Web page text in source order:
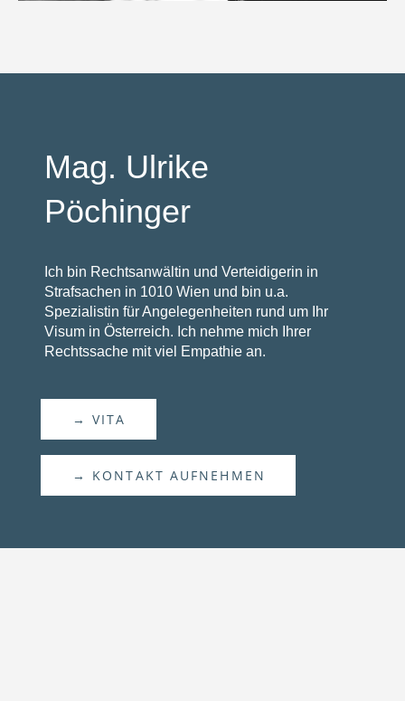
Mag. Ulrike
Pöchinger
Ich bin Rechtsanwältin und Verteidigerin in
Strafsachen in 1010 Wien und bin u.a.
Spezialistin für Angelegenheiten rund um Ihr
Visum in Österreich. Ich nehme mich Ihrer
Rechtssache mit viel Empathie an.
→ VITA
→ KONTAKT AUFNEHMEN